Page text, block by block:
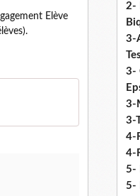
Elève
2-
3-
3-
3-
3-
4-
4-
5-
5-